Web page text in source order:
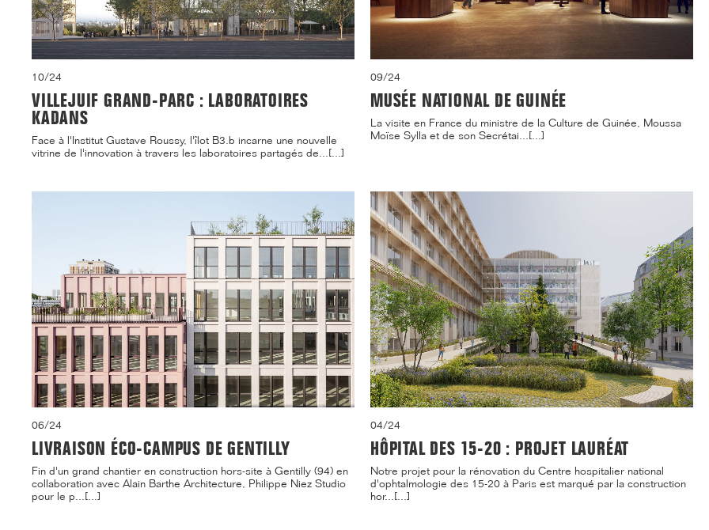
10/24
VILLEJUIF GRAND-PARC : LABORATOIRES
KADANS
Face à l'Institut Gustave Roussy, l'îlot B3.b incarne une nouvelle
vitrine de l'innovation à travers les laboratoires partagés de...[...]
09/24
MUSÉE NATIONAL DE GUINÉE
La visite en France du ministre de la Culture de Guinée, Moussa
Moïse Sylla et de son Secrétai...[...]
06/24
LIVRAISON ÉCO-CAMPUS DE GENTILLY
Fin d'un grand chantier en construction hors-site à Gentilly (94) en
collaboration avec Alain Barthe Architecture, Philippe Niez Studio
pour le p...[...]
04/24
HÔPITAL DES 15-20 : PROJET LAURÉAT
Notre projet pour la rénovation du Centre hospitalier national
d'ophtalmologie des 15-20 à Paris est marqué par la construction
hor...[...]